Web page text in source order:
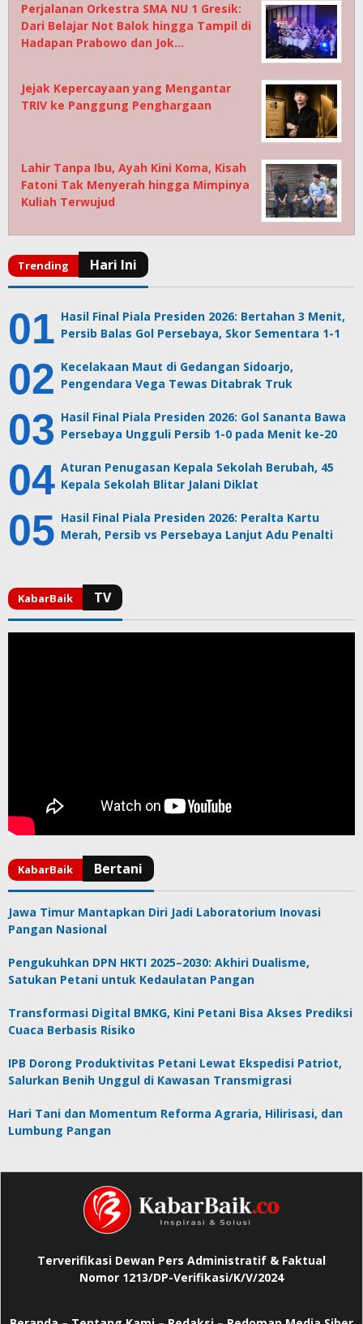
Perjalanan Orkestra SMA NU 1 Gresik:
Dari Belajar Not Balok hingga Tampil di
Hadapan Prabowo dan Jok…
Jejak Kepercayaan yang Mengantar
TRIV ke Panggung Penghargaan
Lahir Tanpa Ibu, Ayah Kini Koma, Kisah
Fatoni Tak Menyerah hingga Mimpinya
Kuliah Terwujud
Hasil Final Piala Presiden 2026: Bertahan 3 Menit,
Persib Balas Gol Persebaya, Skor Sementara 1-1
Kecelakaan Maut di Gedangan Sidoarjo,
Pengendara Vega Tewas Ditabrak Truk
Hasil Final Piala Presiden 2026: Gol Sananta Bawa
Persebaya Ungguli Persib 1-0 pada Menit ke-20
Aturan Penugasan Kepala Sekolah Berubah, 45
Kepala Sekolah Blitar Jalani Diklat
Hasil Final Piala Presiden 2026: Peralta Kartu
Merah, Persib vs Persebaya Lanjut Adu Penalti
Jawa Timur Mantapkan Diri Jadi Laboratorium Inovasi
Pangan Nasional
Pengukuhkan DPN HKTI 2025–2030: Akhiri Dualisme,
Satukan Petani untuk Kedaulatan Pangan
Transformasi Digital BMKG, Kini Petani Bisa Akses Prediksi
Cuaca Berbasis Risiko
IPB Dorong Produktivitas Petani Lewat Ekspedisi Patriot,
Salurkan Benih Unggul di Kawasan Transmigrasi
Hari Tani dan Momentum Reforma Agraria, Hilirisasi, dan
Lumbung Pangan
Terverifikasi Dewan Pers Administratif & Faktual
Nomor 1213/DP-Verifikasi/K/V/2024